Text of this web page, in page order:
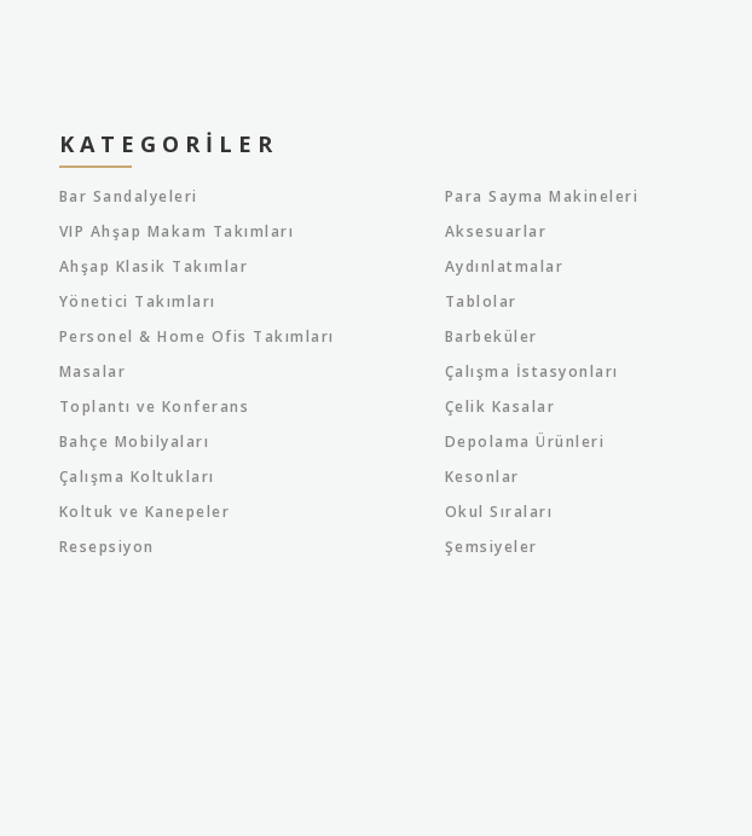
KATEGORILER
Bar Sandalyeleri
VIP Ahşap Makam Takımları
Ahşap Klasik Takımlar
Yönetici Takımları
Personel & Home Ofis Takımları
Masalar
Toplantı ve Konferans
Bahçe Mobilyaları
Çalışma Koltukları
Koltuk ve Kanepeler
Resepsiyon
Para Sayma Makineleri
Aksesuarlar
Aydınlatmalar
Tablolar
Barbeküler
Çalışma İstasyonları
Çelik Kasalar
Depolama Ürünleri
Kesonlar
Okul Sıraları
Şemsiyeler